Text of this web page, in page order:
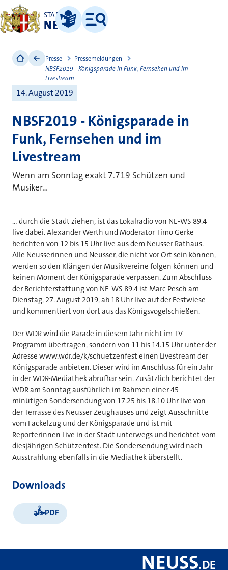
STADT
NEUSS
Leichte Sprache
Menü
Presse
Pressemeldungen
NBSF2019 - Königsparade in Funk, Fernsehen und im
Livestream
14. August 2019
NBSF2019 - Königsparade in
Funk, Fernsehen und im
Livestream
Wenn am Sonntag exakt 7.719 Schützen und
Musiker...
... durch die Stadt ziehen, ist das Lokalradio von NE-WS 89.4
live dabei. Alexander Werth und Moderator Timo Gerke
berichten von 12 bis 15 Uhr live aus dem Neusser Rathaus.
Alle Neusserinnen und Neusser, die nicht vor Ort sein können,
werden so den Klängen der Musikvereine folgen können und
keinen Moment der Königsparade verpassen. Zum Abschluss
der Berichterstattung von NE-WS 89.4 ist Marc Pesch am
Dienstag, 27. August 2019, ab 18 Uhr live auf der Festwiese
und kommentiert von dort aus das Königsvogelschießen.
Der WDR wird die Parade in diesem Jahr nicht im TV-
Programm übertragen, sondern von 11 bis 14.15 Uhr unter der
Adresse www.wdr.de/k/schuetzenfest einen Livestream der
Königsparade anbieten. Dieser wird im Anschluss für ein Jahr
in der WDR-Mediathek abrufbar sein. Zusätzlich berichtet der
WDR am Sonntag ausführlich im Rahmen einer 45-
minütigen Sondersendung von 17.25 bis 18.10 Uhr live von
der Terrasse des Neusser Zeughauses und zeigt Ausschnitte
vom Fackelzug und der Königsparade und ist mit
Reporterinnen Live in der Stadt unterwegs und berichtet vom
diesjährigen Schützenfest. Die Sondersendung wird nach
Ausstrahlung ebenfalls in die Mediathek überstellt.
Downloads
als PDF
NEUSS.DE